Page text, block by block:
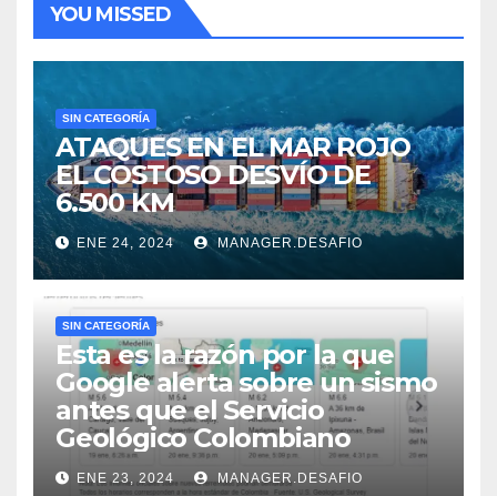
YOU MISSED
SIN CATEGORÍA
ATAQUES EN EL MAR ROJO
EL COSTOSO DESVÍO DE
6.500 KM
ENE 24, 2024 MANAGER.DESAFIO
SIN CATEGORÍA
Esta es la razón por la que
Google alerta sobre un sismo
antes que el Servicio
Geológico Colombiano
ENE 23, 2024 MANAGER.DESAFIO